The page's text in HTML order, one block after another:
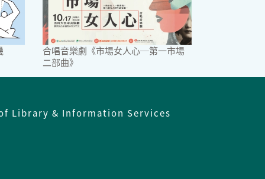
合唱音樂劇《市場女人心─第一市場
二部曲》
Library & Information Services